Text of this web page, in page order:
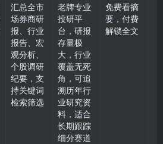
汇总全市
场券商研
报、行业
报告、宏
观分析、
个股调研
纪要，支
持关键词
检索筛选
老牌专业
投研平
台，研报
存量极
大，行业
覆盖无死
角，可追
溯历年行
业研究资
料，适合
长期跟踪
细分赛道
免费看摘
要，付费
解锁全文